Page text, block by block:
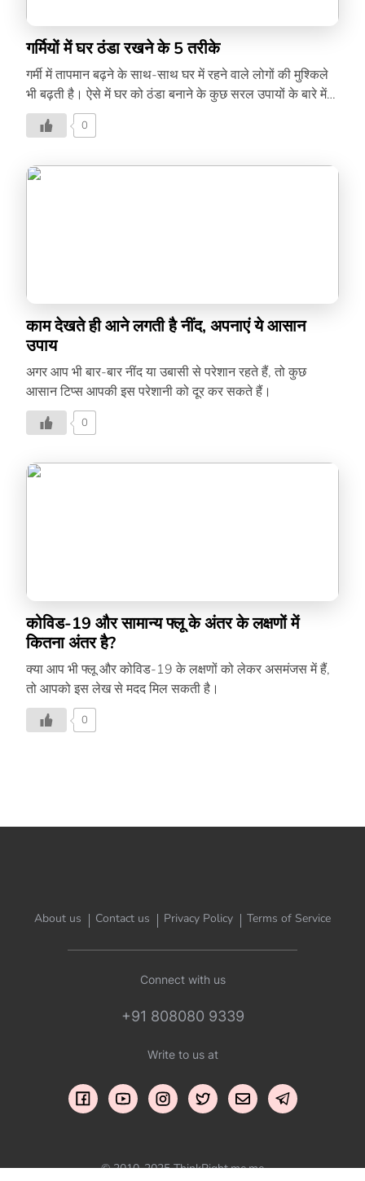
गर्मियों में घर ठंडा रखने के 5 तरीके
गर्मी में तापमान बढ़ने के साथ-साथ घर में रहने वाले लोगों की मुश्किले
भी बढ़ती है। ऐसे में घर को ठंडा बनाने के कुछ सरल उपायों के बारे में
जानिए, जो आपको चुभती-जलती गर्मी में राहत दे सकते हैं।
0
काम देखते ही आने लगती है नींद, अपनाएं ये आसान
उपाय
अगर आप भी बार-बार नींद या उबासी से परेशान रहते हैं, तो कुछ
आसान टिप्स आपकी इस परेशानी को दूर कर सकते हैं।
0
कोविड-19 और सामान्य फ्लू के अंतर के लक्षणों में
कितना अंतर है?
क्या आप भी फ्लू और कोविड-19 के लक्षणों को लेकर असमंजस में हैं,
तो आपको इस लेख से मदद मिल सकती है।
0
About us Contact us Privacy Policy Terms of Service
Connect with us
+91 808080 9339
Write to us at
© 2010-2025 ThinkRight.me.me